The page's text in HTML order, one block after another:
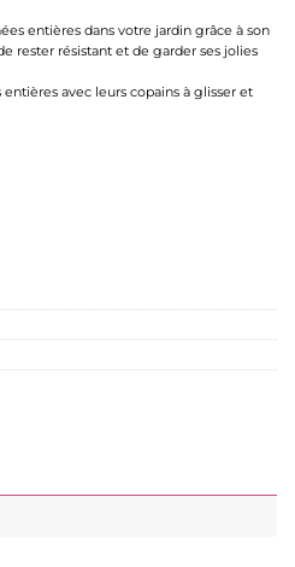
entières dans votre jardin grâce à son
rester résistant et de garder ses jolies
avec leurs copains à glisser et